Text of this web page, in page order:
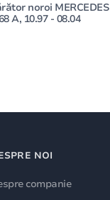
noroi MERCEDES
A, 10.97 - 08.04
NOI
companie